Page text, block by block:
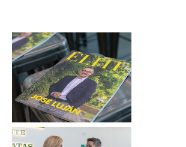
Sin leyenda